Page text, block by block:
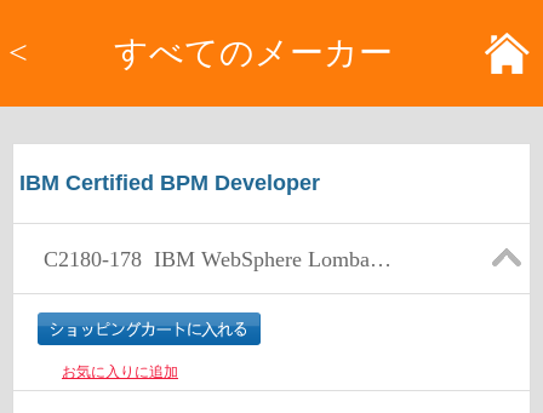
< すべてのメーカー
IBM Certified BPM Developer
C2180-178 IBM WebSphere Lombardi Edition V7.2 BPM Development
お気に入りに追加